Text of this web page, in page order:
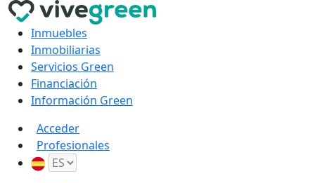
Inmuebles
Inmobiliarias
Servicios Green
Financiación
Información Green
Acceder
Profesionales